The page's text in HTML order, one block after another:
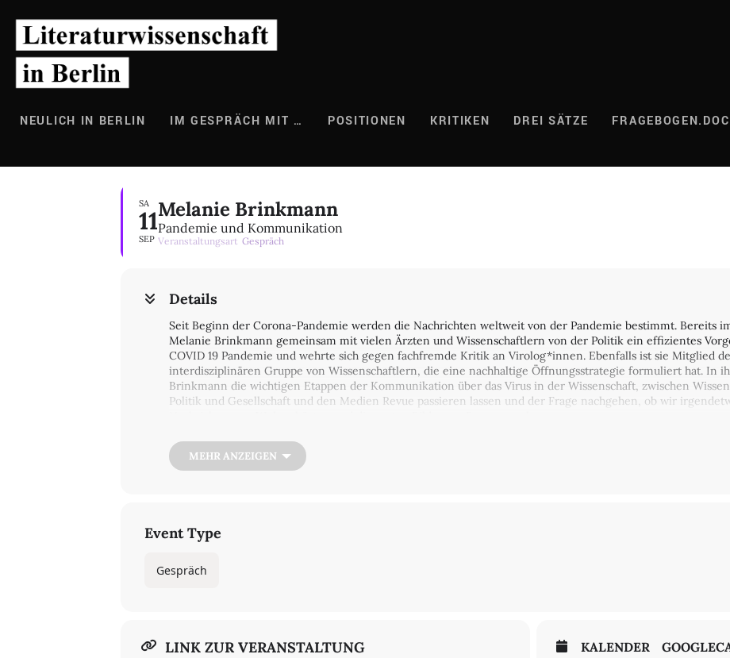
Inhalt
springen
NEULICH IN BERLIN IM GESPRÄCH MIT … POSITIONEN KRITIKEN DREI SÄTZE FRAGEBOGEN.DOC
SA
11
SEP
Melanie Brinkmann
Pandemie und Kommunikation
Veranstaltungsart Gespräch
Details
Seit Beginn der Corona-­Pandemie werden die Nachrichten weltweit von der Pandemie bestimmt. Bereits
Melanie Brinkmann gemeinsam mit vielen Ärzten und Wissenschaftlern von der Politik ein effizientes
COVID­ 19­ Pandemie und wehrte sich gegen fachfremde Kritik an Virolog*innen. Ebenfalls ist sie Mitglied
interdisziplinären Gruppe von Wissenschaftlern, die eine nachhaltige Öffnungsstrategie formuliert hat. In
Brinkmann die wichtigen Etappen der Kommunikation über das Virus in der Wissenschaft, zwischen
Politik und Gesellschaft und den Medien Revue passieren lassen und der Frage nachgehen, ob wir
Veranstaltungssprache: Deutsch
Die Veranstaltung wird live gestreamt.
MEHR ANZEIGEN
Event Type
Gespräch
LINK ZUR VERANSTALTUNG KALENDER